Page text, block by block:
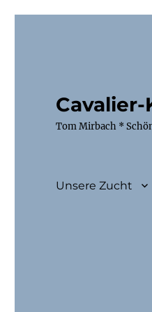
Tom Mirbach *
Unsere Zucht